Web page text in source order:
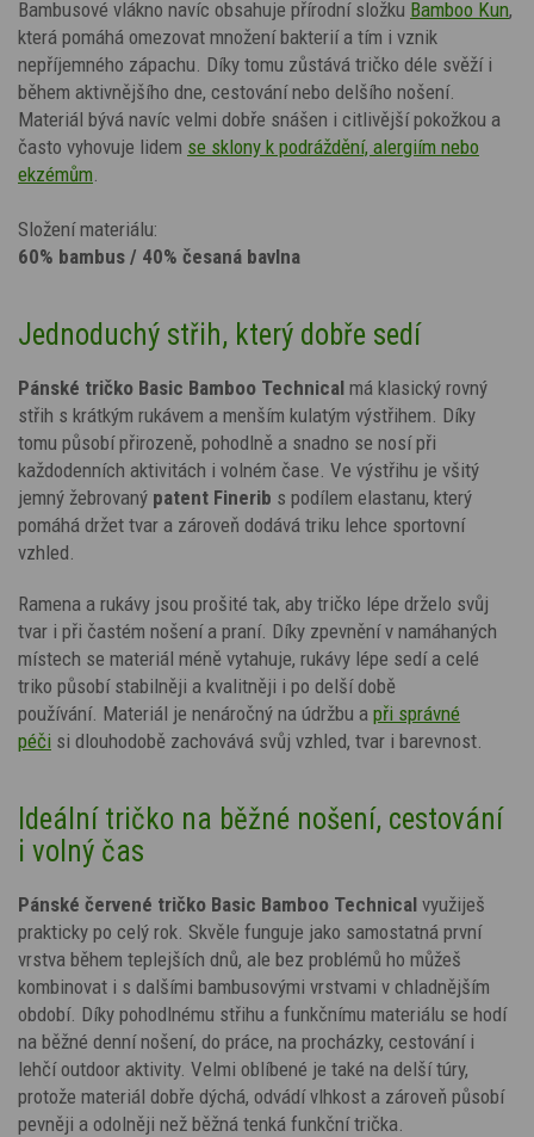
Bambusové vlákno navíc obsahuje přírodní složku Bamboo Kun,
která pomáhá omezovat množení bakterií a tím i vznik
nepříjemného zápachu. Díky tomu zůstává tričko déle svěží i
během aktivnějšího dne, cestování nebo delšího nošení.
Materiál bývá navíc velmi dobře snášen i citlivější pokožkou a
často vyhovuje lidem se sklony k podráždění, alergiím nebo
ekzémům
Složení materiálu:
60% bambus / 40% česaná bavlna
Jednoduchý střih, který dobře sedí
Pánské tričko Basic Bamboo Technical má klasický rovný
střih s krátkým rukávem a menším kulatým výstřihem. Díky
tomu působí přirozeně, pohodlně a snadno se nosí při
každodenních aktivitách i volném čase. Ve výstřihu je všitý
jemný žebrovaný patent Finerib s podílem elastanu, který
pomáhá držet tvar a zároveň dodává triku lehce sportovní
vzhled.
Ramena a rukávy jsou prošité tak, aby tričko lépe drželo svůj
tvar i při častém nošení a praní. Díky zpevnění v namáhaných
místech se materiál méně vytahuje, rukávy lépe sedí a celé
triko působí stabilněji a kvalitněji i po delší době
používání. Materiál je nenáročný na údržbu a při správné
péči si dlouhodobě zachovává svůj vzhled, tvar i barevnost.
Ideální tričko na běžné nošení, cestování
i volný čas
Pánské červené tričko Basic Bamboo Technical využiješ
prakticky po celý rok. Skvěle funguje jako samostatná první
vrstva během teplejších dnů, ale bez problémů ho můžeš
kombinovat i s dalšími bambusovými vrstvami v chladnějším
období. Díky pohodlnému střihu a funkčnímu materiálu se hodí
na běžné denní nošení, do práce, na procházky, cestování i
lehčí outdoor aktivity. Velmi oblíbené je také na delší túry,
protože materiál dobře dýchá, odvádí vlhkost a zároveň působí
pevněji a odolněji než běžná tenká funkční trička.